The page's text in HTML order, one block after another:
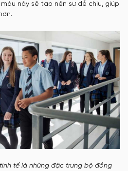
này sẽ tạo nên sự dễ chịu, giúp
tế là những đặc trưng bộ đồng